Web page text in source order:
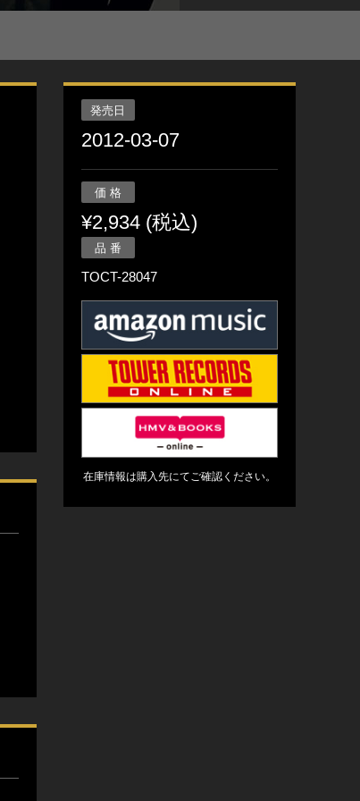
発売日
2012-03-07
価 格
¥2,934 (税込)
品 番
TOCT-28047
在庫情報は購入先にてご確認ください。